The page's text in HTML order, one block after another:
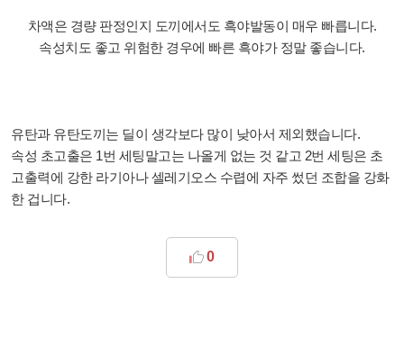
차액은 경량 판정인지 도끼에서도 흑야발동이 매우 빠릅니다.
속성치도 좋고 위험한 경우에 빠른 흑야가 정말 좋습니다.
유탄과 유탄도끼는 딜이 생각보다 많이 낮아서 제외했습니다.
속성 초고출은 1번 세팅말고는 나올게 없는 것 같고 2번 세팅은 초
고출력에 강한 라기아나 셀레기오스 수렵에 자주 썼던 조합을 강화
한 겁니다.
0